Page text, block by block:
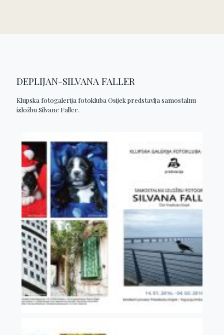
DEPLIJAN-SILVANA FALLER
Klupska fotogalerija fotokluba Osijek predstavlja samostalnu
izložbu Silvane Faller.